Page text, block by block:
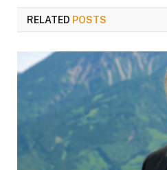
RELATED POSTS